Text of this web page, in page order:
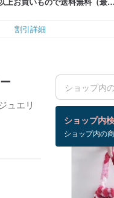
割引詳細
ュエリ
ショップ内
ショップ内の
検索結果：21